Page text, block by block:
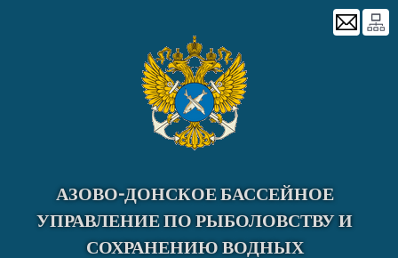
АЗОВО-ДОНСКОЕ БАССЕЙНОЕ
УПРАВЛЕНИЕ ПО РЫБОЛОВСТВУ И
СОХРАНЕНИЮ ВОДНЫХ